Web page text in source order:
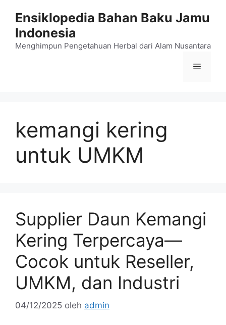
Ensiklopedia Bahan Baku Jamu
Indonesia
Menghimpun Pengetahuan Herbal dari Alam Nusantara
Menu
kemangi kering
untuk UMKM
Supplier Daun Kemangi
Kering Terpercaya—
Cocok untuk Reseller,
UMKM, dan Industri
04/12/2025 oleh admin